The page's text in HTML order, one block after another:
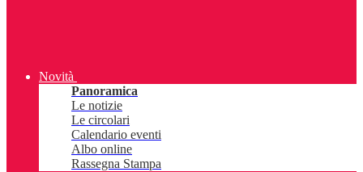
Novità
Panoramica
Le notizie
Le circolari
Calendario eventi
Albo online
Rassegna Stampa